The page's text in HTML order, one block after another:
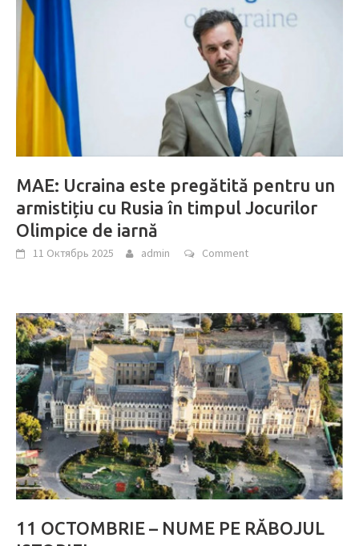
MAE: Ucraina este pregătită pentru un
armistițiu cu Rusia în timpul Jocurilor
Olimpice de iarnă
11 Октябрь 2025 admin Comment
11 OCTOMBRIE – NUME PE RĂBOJUL